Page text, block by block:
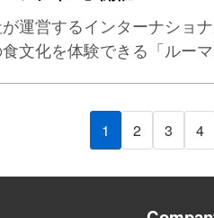
運営するインターナショ
文化を体験できる「ルー
1 2 3 4